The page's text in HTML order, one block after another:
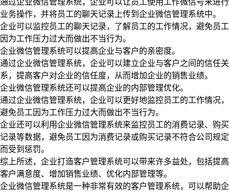
通过企业微信管理系统，企业可以让员工使用工作微信号来进行
业务操作，并将员工的聊天记录上传到企业微信管理系统中。
企业可以监控员工的聊天记录，了解员工的工作情况，避免员工
因为工作压力过大而做出不当行为。
企业微信管理系统可以提高企业与客户的亲密度。
通过企业微信管理系统，企业可以建立企业与客户之间的信任关
系，提高客户对企业的信任度，从而增加企业的销售业绩。
企业微信管理系统还可以提高企业的内部管理优化。
通过企业微信管理系统，企业可以更好地监控员工的工作情况，
避免员工因为工作压力过大而做出不当行为。
企业还可以利用企业微信管理系统来监控员工的消费记录、购买
记录等数据，避免员工因为消费记录或购买记录不符合公司规定
而受到惩罚。
综上所述，企业打造客户管理系统可以带来许多益处，包括提高
客户满意度、增加销售业绩、优化内部管理等。
企业微信管理系统是一种非常有效的客户管理系统，可以帮助企